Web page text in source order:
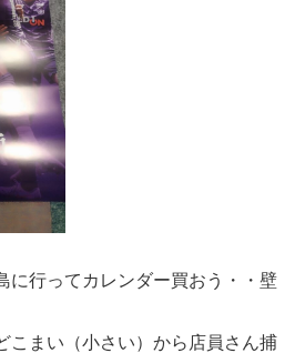
に行ってカレンダー買おう・・壁
こまい（小さい）から店員さん捕